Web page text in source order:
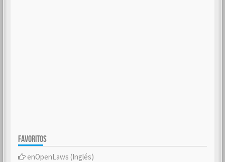
FAVORITOS
enOpenLaws (Inglés)